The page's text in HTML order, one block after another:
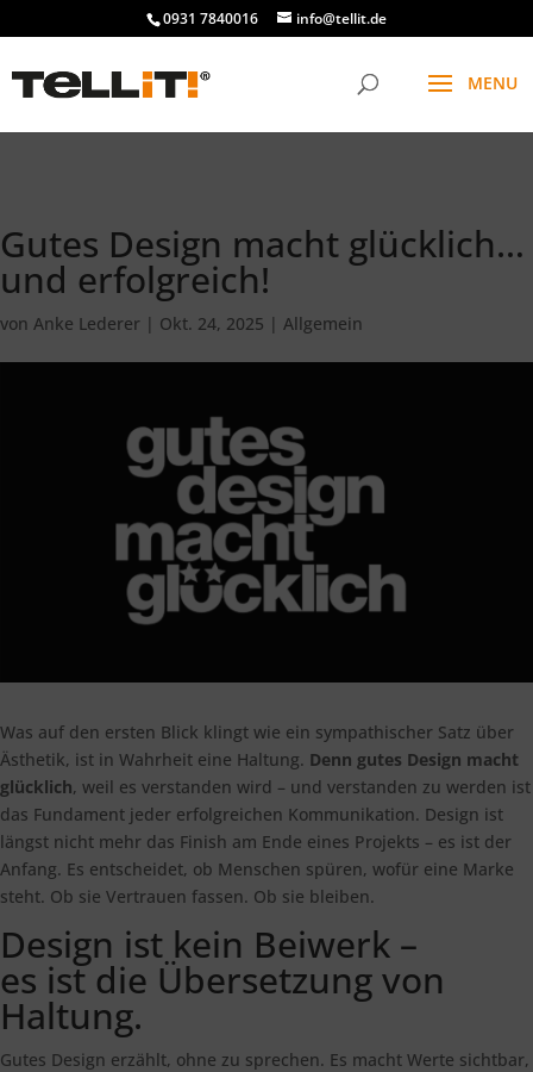
################# SINGLE
0931 7840016 info@tellit.de
Gutes Design macht glücklich…
und erfolgreich!
von Anke Lederer | Okt. 24, 2025 | Allgemein
Was auf den ersten Blick klingt wie ein sympathischer Satz über
Ästhetik, ist in Wahrheit eine Haltung. Denn gutes Design macht
glücklich, weil es verstanden wird – und verstanden zu werden ist
das Fundament jeder erfolgreichen Kommunikation. Design ist
längst nicht mehr das Finish am Ende eines Projekts – es ist der
Anfang. Es entscheidet, ob Menschen spüren, wofür eine Marke
steht. Ob sie Vertrauen fassen. Ob sie bleiben.
Design ist kein Beiwerk –
es ist die Übersetzung von
Haltung.
Gutes Design erzählt, ohne zu sprechen. Es macht Werte sichtbar,